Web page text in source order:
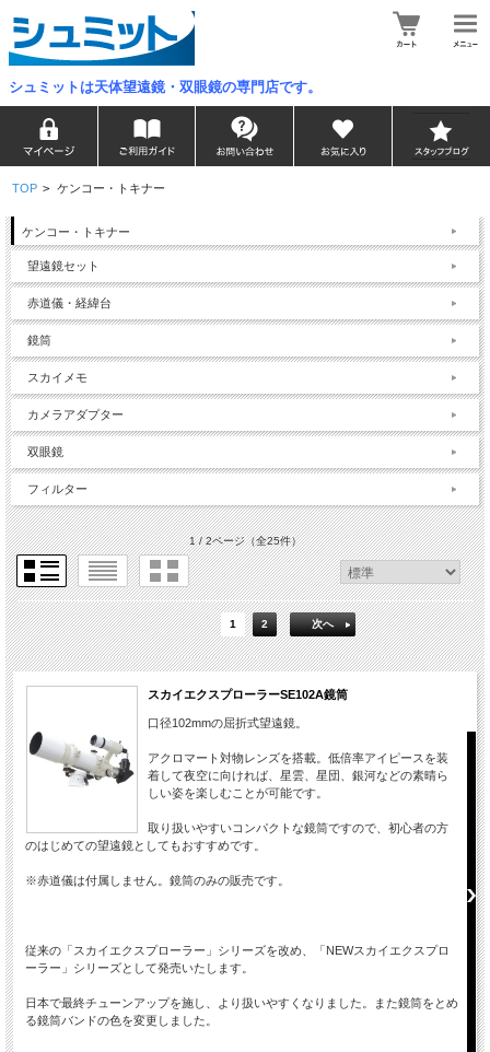
シュミットは天体望遠鏡・双眼鏡の専門店です。
TOP > ケンコー・トキナー
ケンコー・トキナー
望遠鏡セット
赤道儀・経緯台
鏡筒
スカイメモ
カメラアダプター
双眼鏡
フィルター
1 / 2ページ（全25件）
1 2 次へ
スカイエクスプローラーSE102A鏡筒
口径102mmの屈折式望遠鏡。
アクロマート対物レンズを搭載。低倍率アイピースを装
着して夜空に向ければ、星雲、星団、銀河などの素晴ら
しい姿を楽しむことが可能です。
取り扱いやすいコンパクトな鏡筒ですので、初心者の方
のはじめての望遠鏡としてもおすすめです。
※赤道儀は付属しません。鏡筒のみの販売です。
従来の「スカイエクスプローラー」シリーズを改め、「NEWスカイエクスプロ
ーラー」シリーズとして発売いたします。
日本で最終チューンアップを施し、より扱いやすくなりました。また鏡筒をとめ
る鏡筒バンドの色を変更しました。